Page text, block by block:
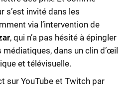
s’est invité dans les
via l’intervention de
, qui n’a pas hésité à épingler
dans un clin d’œil
et télévisuelle.
sur YouTube et Twitch par